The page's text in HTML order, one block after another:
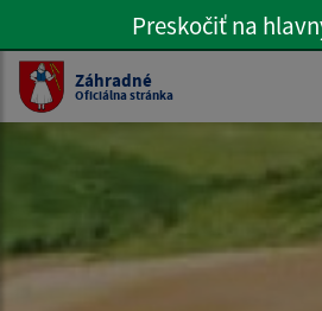
Preskočiť na
Preskočiť na
Záhradné
Oficiálna stránka